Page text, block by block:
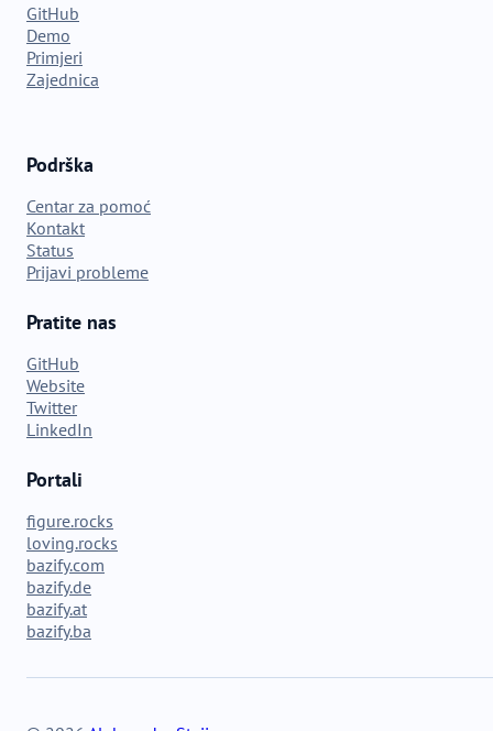
GitHub
Demo
Primjeri
Zajednica
Podrška
Centar za pomoć
Kontakt
Status
Prijavi probleme
Pratite nas
GitHub
Website
Twitter
LinkedIn
Portali
figure.rocks
loving.rocks
bazify.com
bazify.de
bazify.at
bazify.ba